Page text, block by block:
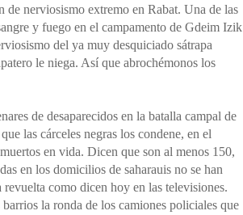
de nerviosismo extremo en Rabat. Una de las
y fuego en el campamento de Gdeim Izik
del ya muy desquiciado sátrapa
le niega. Así que abrochémonos los
de desaparecidos en la batalla campal de
las cárceles negras los condene, en el
en vida. Dicen que son al menos 150,
en los domicilios de saharauis no se han
como dicen hoy en las televisiones.
la ronda de los camiones policiales que